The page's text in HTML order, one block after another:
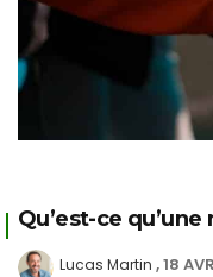
Qu’est-ce
Lucas Martin 18